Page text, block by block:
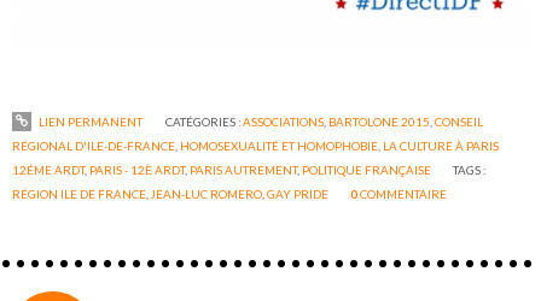
LIEN PERMANENT CATÉGORIES :ASSOCIATIONS, BARTOLONE 2015 CONSEIL
RÉGIONAL D'ILE-DE-FRANCE HOMOSEXUALITÉ ET HOMOPHOBIE LA CULTURE À PARIS
12ÉME ARDT, PARIS - 12È ARDT, PARIS AUTREMENT, POLITIQUE FRANÇAISE
TAGS :
RÉGION ILE DE FRANCE JEAN-LUC ROMERO ,GAY PRIDE 0COMMENTAIRE